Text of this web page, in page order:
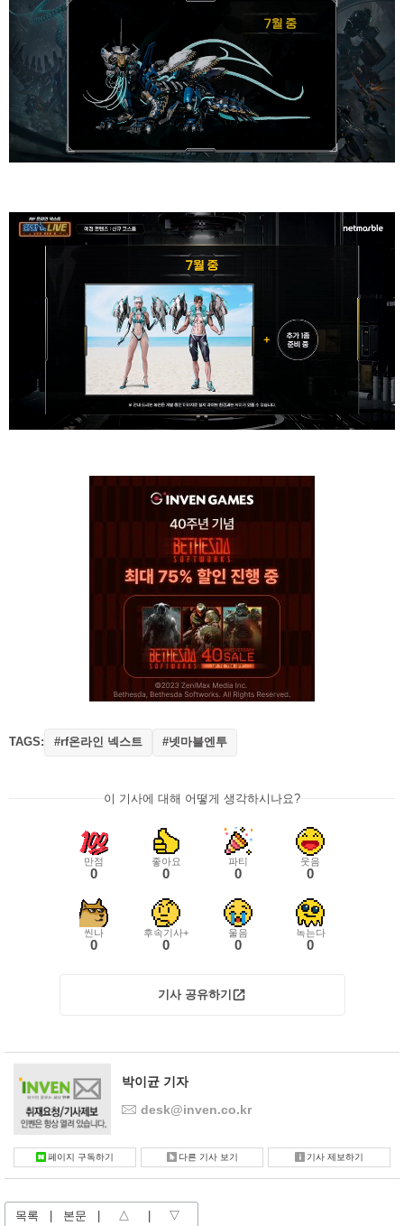
TAGS: #rf온라인 넥스트 #넷마블엔투
이 기사에 대해 어떻게 생각하시나요?
만점
0
좋아요
0
파티
0
웃음
0
씬나
0
후속기사+
0
울음
0
녹는다
0
기사 공유하기
박이균 기자
desk@inven.co.kr
페이지 구독하기 다른 기사 보기 기사 제보하기
목록 본문 △ ▽